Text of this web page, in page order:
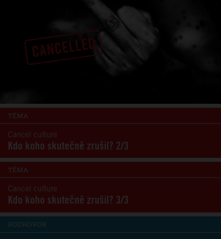
TÉMA
Cancel culture
Kdo koho skutečně zrušil? 2/3
TÉMA
Cancel culture
Kdo koho skutečně zrušil? 3/3
ROZHOVOR